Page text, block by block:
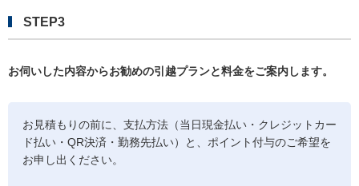
STEP3
お伺いした内容からお勧めの引越プランと料金をご案内します。
お見積もりの前に、支払方法（当日現金払い・クレジットカー
ド払い・QR決済・勤務先払い）と、ポイント付与のご希望を
お申し出ください。